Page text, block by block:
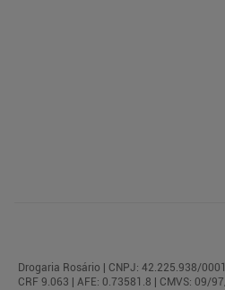
Drogaria Rosário | CNPJ: 42.225.938/
CRF 9.063 | AFE: 0.73581.8 | CMVS: 09/